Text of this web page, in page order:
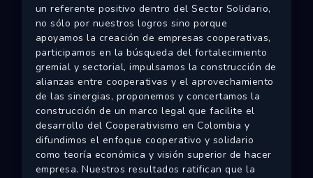
un referente positivo dentro del Sector Solidario,
no sólo por nuestros logros sino porque
apoyamos la creación de empresas cooperativas,
participamos en la búsqueda del fortalecimiento
gremial y sectorial, impulsamos la construcción de
alianzas entre cooperativas y el aprovechamiento
de las sinergias, proponemos y concertamos la
construcción de un marco legal que facilite el
desarrollo del Cooperativismo en Colombia y
difundimos el enfoque cooperativo y solidario
como teoría económica y visión superior de hacer
empresa. Nuestros resultados ratifican que la